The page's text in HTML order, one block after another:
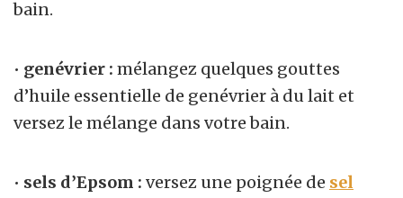
bain.
• genévrier : mélangez quelques gouttes
d’huile essentielle de genévrier à du lait et
versez le mélange dans votre bain.
• sels d’Epsom : versez une poignée de sel